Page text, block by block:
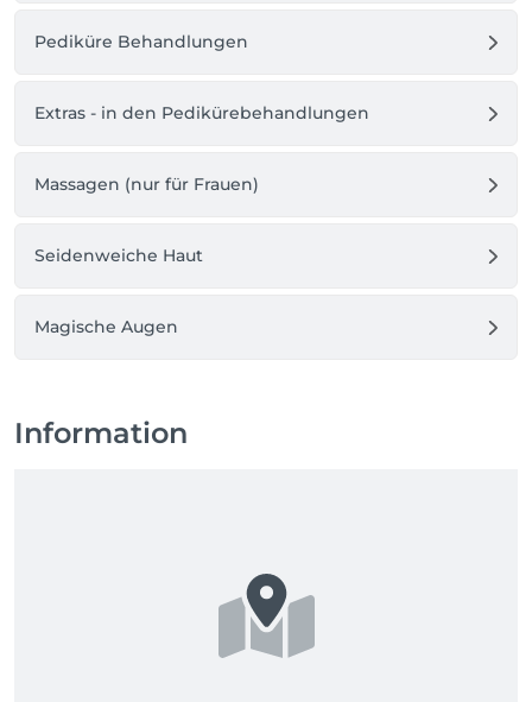
Pediküre Behandlungen
Extras - in den Pedikürebehandlungen
Massagen (nur für Frauen)
Seidenweiche Haut
Magische Augen
Information